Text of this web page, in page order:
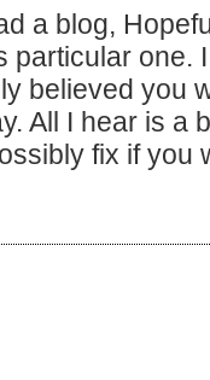
a blog,
particular one.
believed you
All I hear is a
fix if you